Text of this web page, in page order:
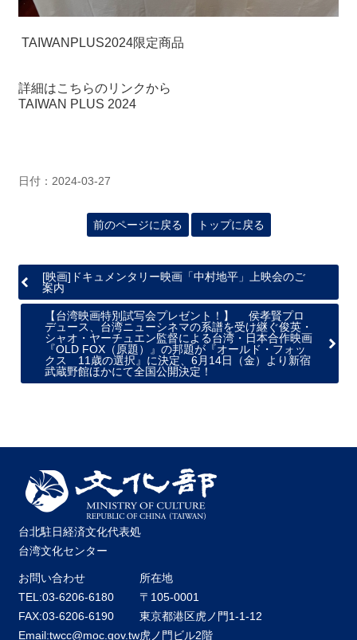
TAIWANPLUS2024限定商品
詳細はこちらのリンクから
TAIWAN PLUS 2024
日付：2024-03-27
前のページに戻る トップに戻る
[映画]ドキュメンタリー映画「中村地平」上映会のご
案内
【台湾映画特別試写会プレゼント！】 侯孝賢プロ
デュース、台湾ニューシネマの系譜を受け継ぐ俊英・
シャオ・ヤーチュエン監督による台湾・日本合作映画
『OLD FOX（原題）』の邦題が『オールド・フォッ
クス 11歳の選択』に決定、6月14日（金）より新宿
武蔵野館ほかにて全国公開決定！
台北駐日経済文化代表処
台湾文化センター
お問い合わせ
TEL:03-6206-6180
FAX:03-6206-6190
Email:twcc@moc.gov.tw
所在地
〒105-0001
東京都港区虎ノ門1-1-12
虎ノ門ビル2階